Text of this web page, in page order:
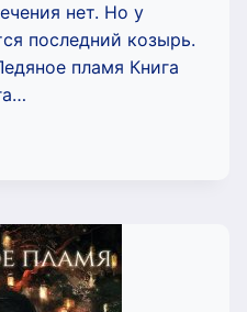
нет. Но у
последний козырь.
пламя Книга